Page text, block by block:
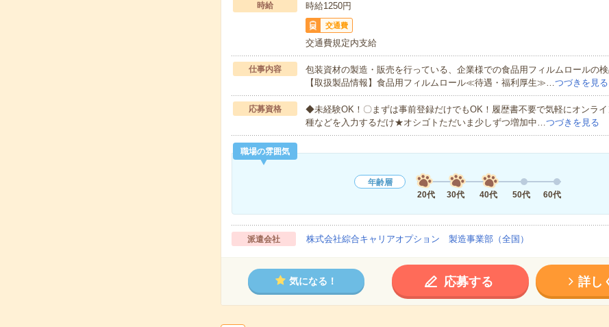
時給 時給1250円
交通費
交通費規定内支給
仕事内容
包装資材の製造・販売を行っている、企業様での食品用フィルムロールの
【取扱製品情報】食品用フィルムロール≪待遇・福利厚生≫…つづきを見る
応募資格
◆未経験OK！〇まずは事前登録だけでもOK！履歴書不要で気軽にオンラ
種などを入力するだけ★オシゴトただいま少しずつ増加中…つづきを見る
職場の雰囲気
年齢層
20代
30代 40代 50代 60代
派遣会社 株式会社綜合キャリアオプション 製造事業部（全国）
気になる！ 応募する 詳し